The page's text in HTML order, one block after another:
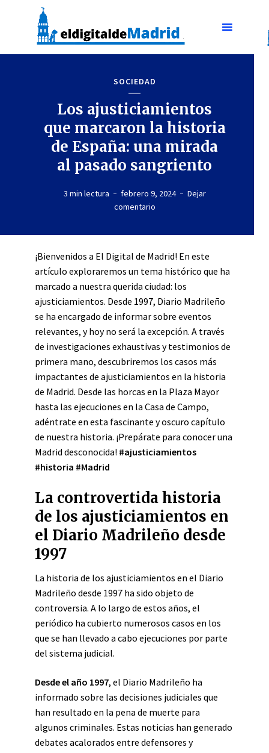
SOCIEDAD
Los ajusticiamientos
que marcaron la historia
de España: una mirada
al pasado sangriento
3 min lectura febrero 9, 2024
Dejar
comentario
¡Bienvenidos a El Digital de Madrid! En este
artículo exploraremos un tema histórico que ha
marcado a nuestra querida ciudad: los
ajusticiamientos. Desde 1997, Diario Madrileño
se ha encargado de informar sobre eventos
relevantes, y hoy no será la excepción. A través
de investigaciones exhaustivas y testimonios de
primera mano, descubriremos los casos más
impactantes de ajusticiamientos en la historia
de Madrid. Desde las horcas en la Plaza Mayor
hasta las ejecuciones en la Casa de Campo,
adéntrate en esta fascinante y oscuro capítulo
de nuestra historia. ¡Prepárate para conocer una
Madrid desconocida! #ajusticiamientos
#historia #Madrid
La controvertida historia
de los ajusticiamientos en
el Diario Madrileño desde
1997
La historia de los ajusticiamientos en el Diario
Madrileño desde 1997 ha sido objeto de
controversia. A lo largo de estos años, el
periódico ha cubierto numerosos casos en los
que se han llevado a cabo ejecuciones por parte
del sistema judicial.
Desde el año 1997, el Diario Madrileño ha
informado sobre las decisiones judiciales que
han resultado en la pena de muerte para
algunos criminales. Estas noticias han generado
debates acalorados entre defensores y